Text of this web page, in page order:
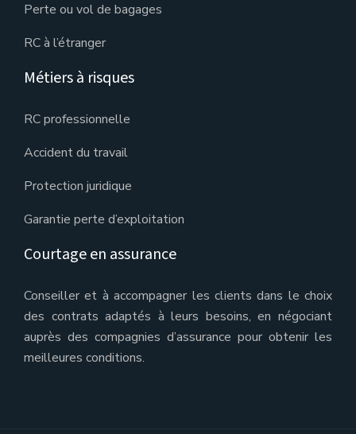
Perte ou vol de bagages
RC à l’étranger
Métiers à risques
RC professionnelle
Accident du travail
Protection juridique
Garantie perte d’exploitation
Courtage en assurance
Conseiller et à accompagner les clients dans le choix
des contrats adaptés à leurs besoins, en négociant
auprès des compagnies d’assurance pour obtenir les
meilleures conditions.